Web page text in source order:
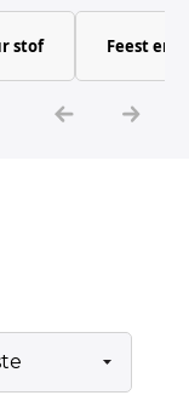
stof Feest en